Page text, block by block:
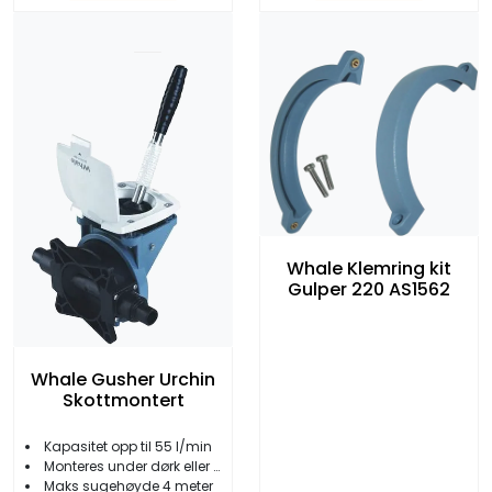
Whale Gusher Urchin
Skottmontert
Kapasitet opp til 55 l/min
Monteres under dørk eller bak skott
Maks sugehøyde 4 meter
Whale Klemring kit
Gulper 220 AS1562